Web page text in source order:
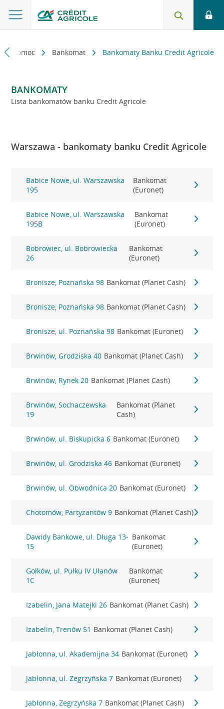
i pomoc Bankomat Bankomaty Banku Credit Agricole
BANKOMATY
Lista bankomatów banku Credit Agricole
Warszawa - bankomaty banku Credit Agricole
Babice Nowe, ul. Warszawska
195
Bankomat
(Euronet)
Babice Nowe, ul. Warszawska
195B
Bankomat
(Euronet)
Bobrowiec, ul. Bobrowiecka
26
Bankomat
(Euronet)
Bronisze, Poznańska 98 Bankomat (Planet Cash)
Bronisze, Poznańska 98 Bankomat (Planet Cash)
Bronisze, ul. Poznańska 98 Bankomat (Euronet)
Brwinów, Grodziska 40 Bankomat (Planet Cash)
Brwinów, Rynek 20 Bankomat (Planet Cash)
Brwinów, Sochaczewska
19
Bankomat (Planet
Cash)
Brwinów, ul. Biskupicka 6 Bankomat (Euronet)
Brwinów, ul. Grodziska 46 Bankomat (Euronet)
Brwinów, ul. Obwodnica 20 Bankomat (Euronet)
Chotomów, Partyzantów 9 Bankomat (Planet Cash)
Dawidy Bankowe, ul. Długa 13-
15
Bankomat
(Euronet)
Gołków, ul. Pułku IV Ułanów
1C
Bankomat
(Euronet)
Izabelin, Jana Matejki 26 Bankomat (Planet Cash)
Izabelin, Trenów 51 Bankomat (Planet Cash)
Jabłonna, ul. Akademijna 34 Bankomat (Euronet)
Jabłonna, ul. Zegrzyńska 7 Bankomat (Euronet)
Jabłonna, Zegrzyńska 7 Bankomat (Planet Cash)